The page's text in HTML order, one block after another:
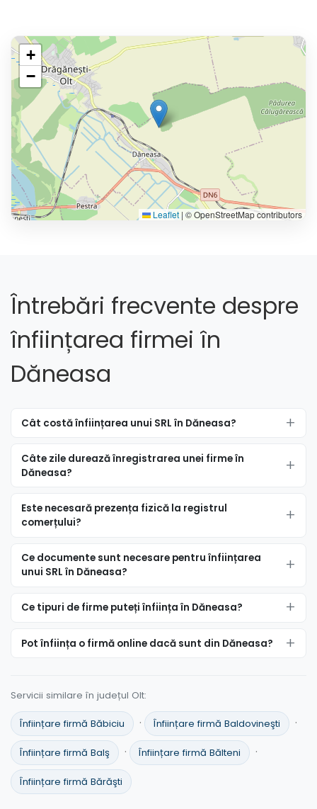
+
−
Leaflet | © OpenStreetMap contributors
Întrebări frecvente despre
înființarea firmei în
Dăneasa
Cât costă înființarea unui SRL în Dăneasa?
Câte zile durează înregistrarea unei firme în
Dăneasa?
Este necesară prezența fizică la registrul
comerțului?
Ce documente sunt necesare pentru înființarea
unui SRL în Dăneasa?
Ce tipuri de firme puteți înființa în Dăneasa?
Pot înființa o firmă online dacă sunt din Dăneasa?
Servicii similare în județul Olt:
Înființare firmă Băbiciu · Înființare firmă Baldovineşti ·
Înființare firmă Balş · Înființare firmă Bălteni ·
Înființare firmă Bărăşti